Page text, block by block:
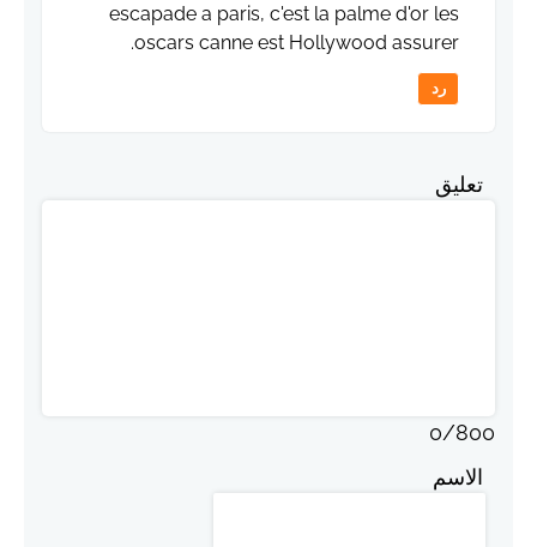
escapade a paris, c'est la palme d'or les
oscars canne est Hollywood assurer.
رد
تعليق
0/800
الاسم